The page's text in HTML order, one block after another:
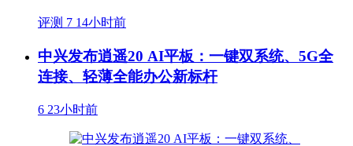
评测 7 14小时前
中兴发布逍遥20 AI平板：一键双系统、5G全
连接、轻薄全能办公新标杆
6 23小时前